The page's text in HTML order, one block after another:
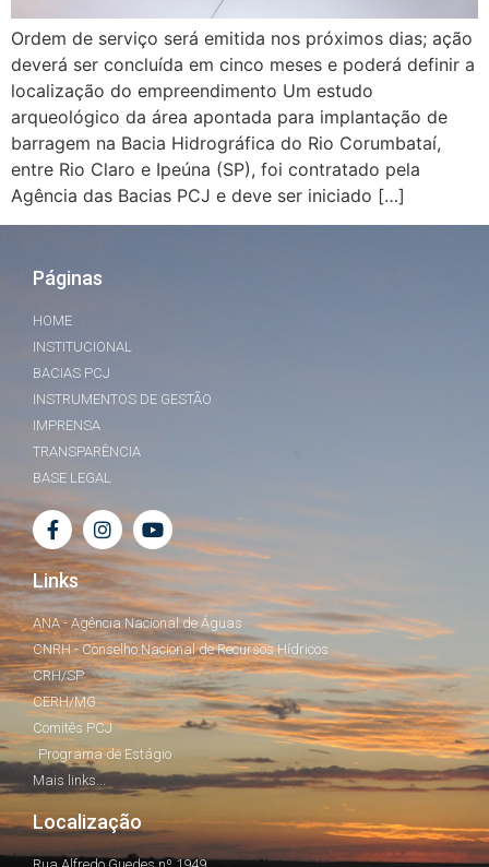
Ordem de serviço será emitida nos próximos dias; ação
deverá ser concluída em cinco meses e poderá definir a
localização do empreendimento Um estudo
arqueológico da área apontada para implantação de
barragem na Bacia Hidrográfica do Rio Corumbataí,
entre Rio Claro e Ipeúna (SP), foi contratado pela
Agência das Bacias PCJ e deve ser iniciado […]
Páginas
HOME
INSTITUCIONAL
BACIAS PCJ
INSTRUMENTOS DE GESTÃO
IMPRENSA
TRANSPARÊNCIA
BASE LEGAL
Links
ANA - Agência Nacional de Águas
CNRH - Conselho Nacional de Recursos Hídricos
CRH/SP
CERH/MG
Comitês PCJ
Programa de Estágio
Mais links...
Localização